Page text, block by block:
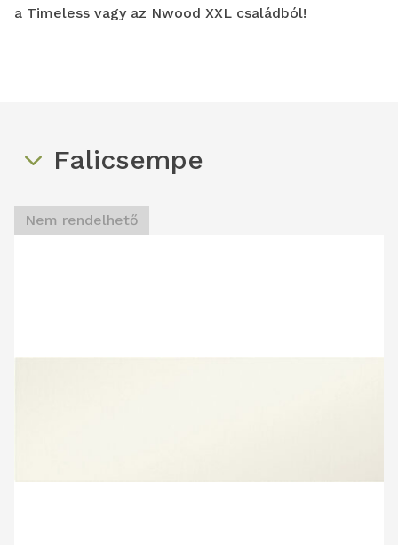
a Timeless vagy az Nwood XXL családból!
Falicsempe
Nem rendelhető